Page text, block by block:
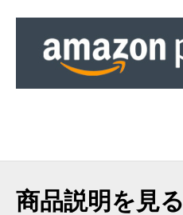
商品説明を見る